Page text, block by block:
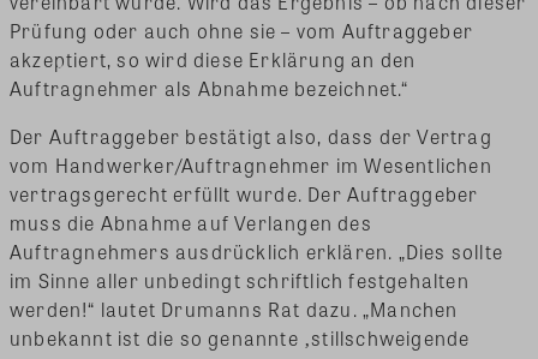
Prüfung oder auch ohne sie – vom Auftraggeber
akzeptiert, so wird diese Erklärung an den
Auftragnehmer als Abnahme bezeichnet.“
Der Auftraggeber bestätigt also, dass der Vertrag
vom Handwerker/Auftragnehmer im Wesentlichen
vertragsgerecht erfüllt wurde. Der Auftraggeber
muss die Abnahme auf Verlangen des
Auftragnehmers ausdrücklich erklären. „Dies sollte
im Sinne aller unbedingt schriftlich festgehalten
werden!“ lautet Drumanns Rat dazu. „Manchen
unbekannt ist die so genannte ‚stillschweigende